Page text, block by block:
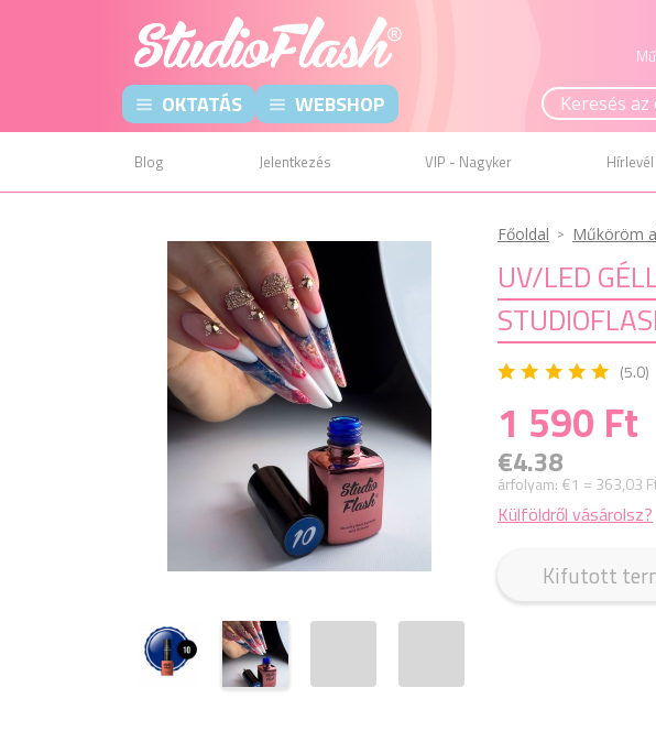
OKTATÁS WEBSHOP
Blog Jelentkezés VIP - Nagyker Hírlevél
Főoldal Műköröm
UV/LED
(5.0)
1 590 Ft
€4.38
árfolyam: €1 = 363,03
Külföldről vásárolsz?
Kifutott